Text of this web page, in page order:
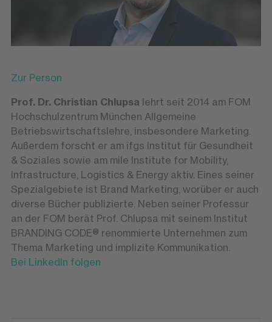
Zur Person
Prof. Dr. Christian Chlupsa lehrt seit 2014 am FOM
Hochschulzentrum München Allgemeine
Betriebswirtschaftslehre, insbesondere Marketing.
Außerdem forscht er am ifgs Institut für Gesundheit
& Soziales sowie am mile Institute for Mobility,
Infrastructure, Logistics & Energy aktiv. Eines seiner
Spezialgebiete ist Brand Marketing, worüber er auch
diverse Bücher publizierte. Neben seiner Professur
an der FOM berät Prof. Chlupsa mit seinem Institut
BRANDING CODE® renommierte Unternehmen zum
Thema Marketing und implizite Kommunikation.
Bei LinkedIn folgen